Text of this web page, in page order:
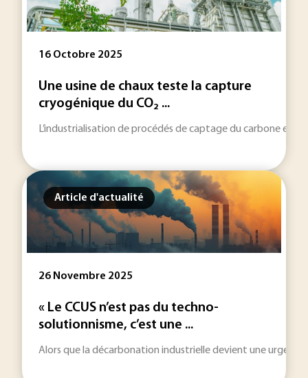
16 Octobre 2025
Une usine de chaux teste la capture
cryogénique du CO₂ ...
L’industrialisation de procédés de captage du carbone est
Article d'actualité
26 Novembre 2025
« Le CCUS n’est pas du techno-
solutionnisme, c’est une ...
Alors que la décarbonation industrielle devient une urgence